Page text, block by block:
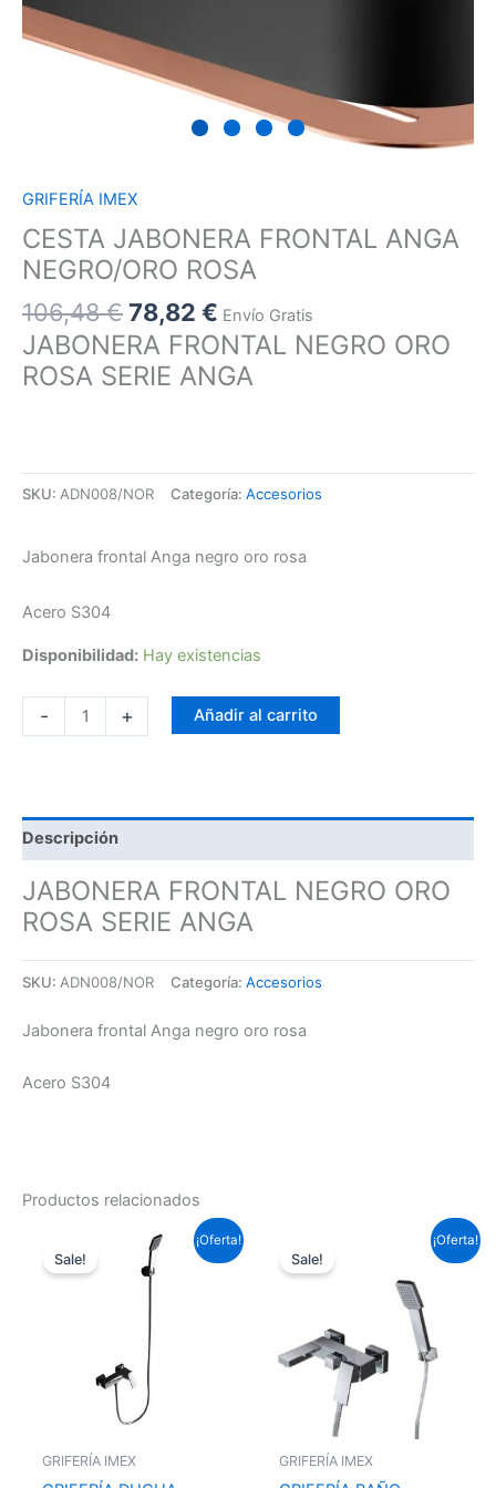
GRIFERÍA IMEX
CESTA JABONERA FRONTAL ANGA
NEGRO/ORO ROSA
106,48€78,82 € Envío Gratis
JABONERA FRONTAL NEGRO ORO
ROSA SERIE ANGA
SKU: ADN008/NOR Categoría: Accesorios
Jabonera frontal Anga negro oro rosa
Acero S304
Disponibilidad: Hay existencias
- + Añadir al carrito
Descripción
JABONERA FRONTAL NEGRO ORO
ROSA SERIE ANGA
SKU: ADN008/NOR Categoría: Accesorios
Jabonera frontal Anga negro oro rosa
Acero S304
Productos relacionados
¡Oferta!
Sale!
GRIFERÍA IMEX
original
El
precio
¡Oferta!
Sale!
GRIFERÍA IMEX
158,51 €.
precio
es:
117,33 €.